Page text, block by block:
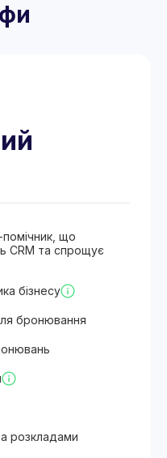
що
CRM та спрощує
бізнесу
бронювання
розкладами